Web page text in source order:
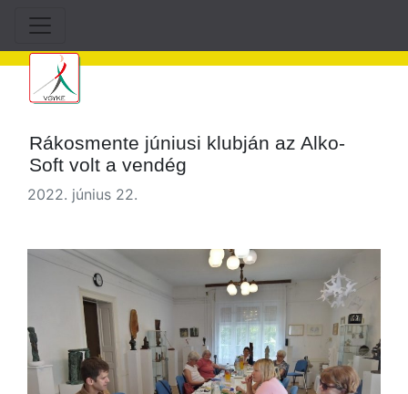
Rákosmente júniusi klubján az Alko-
Soft volt a vendég
2022. június 22.